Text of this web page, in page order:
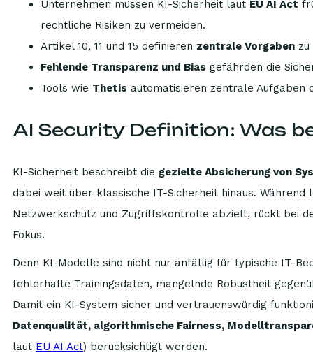
Unternehmen müssen KI-Sicherheit laut EU AI Act
rechtliche Risiken zu vermeiden.
Artikel 10, 11 und 15 definieren zentrale Vorgaben
Fehlende Transparenz und Bias gefährden die
Tools wie Thetis automatisieren zentrale Aufgaben
AI Security Definition: Was
KI-Sicherheit beschreibt die gezielte Absicherung von
dabei weit über klassische IT-Sicherheit hinaus.
Netzwerkschutz und Zugriffskontrolle abzielt, rückt bei
Fokus.
Denn KI-Modelle sind nicht nur anfällig für typische IT-
fehlerhafte Trainingsdaten, mangelnde Robustheit
Damit ein KI-System sicher und vertrauenswürdig
Datenqualität, algorithmische Fairness,
laut EU AI Act) berücksichtigt werden.